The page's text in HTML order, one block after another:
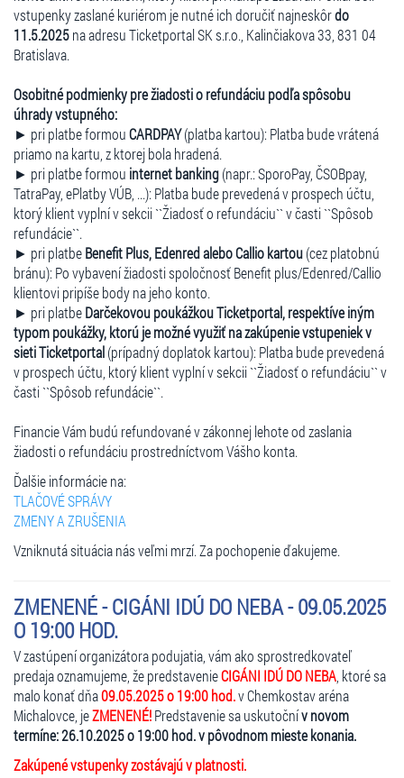
vstupenky zaslané kuriérom je nutné ich doručiť najneskôrdo
11.5.2025na adresu Ticketportal SK s.r.o., Kalinčiakova 33, 831 04
Bratislava.
Osobitné podmienky pre žiadosti o refundáciu podľa spôsobu
úhrady vstupného:
► pri platbe formouCARDPAY(platba kartou): Platba bude vrátená
priamo na kartu, z ktorej bola hradená.
► pri platbe formou internet banking(napr.: SporoPay, ČSOBpay,
TatraPay, ePlatby VÚB, ...): Platba bude prevedená v prospech účtu,
ktorý klient vyplní v sekcii ``Žiadosť o refundáciu`` v časti ``Spôsob
refundácie``.
► pri platbeBenefit Plus, Edenred alebo Callio kartou(cez platobnú
bránu): Po vybavení žiadosti spoločnosť Benefit plus/Edenred/Callio
klientovi pripíše body na jeho konto.
► pri platbeDarčekovou poukážkou Ticketportal, respektíve iným
typom poukážky, ktorú je možné využiť na zakúpenie vstupeniek v
sieti Ticketportal(prípadný doplatok kartou): Platba bude prevedená
v prospech účtu, ktorý klient vyplní v sekcii ``Žiadosť o refundáciu`` v
časti ``Spôsob refundácie``.
Financie Vám budú refundované v zákonnej lehote od zaslania
žiadosti o refundáciu prostredníctvom Vášho konta.
Ďalšie informácie na:
TLAČOVÉ SPRÁVY
ZMENY A ZRUŠENIA
Vzniknutá situácia nás veľmi mrzí. Za pochopenie ďakujeme.
ZMENENÉ - CIGÁNI IDÚ DO NEBA - 09.05.2025
O 19:00 HOD.
V zastúpení organizátora podujatia, vám ako sprostredkovateľ
predaja oznamujeme, že predstavenieCIGÁNI IDÚ DO NEBA, ktoré sa
malo konať dňa09.05.2025 o 19:00 hod.v Chemkostav aréna
Michalovce, jeZMENENÉ!Predstavenie sa uskutočnív novom
termíne: 26.10.2025 o 19:00 hod. v pôvodnom mieste konania.
Zakúpené vstupenky zostávajú v platnosti.